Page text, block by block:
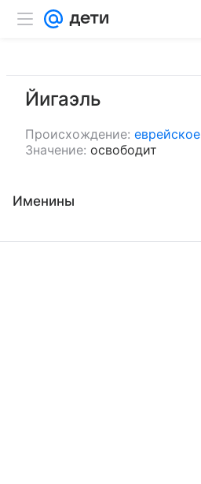
Йигаэль
Происхождение: еврейское
Значение: освободит
Именины